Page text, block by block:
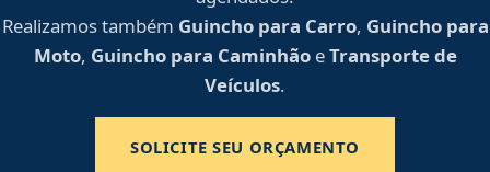
Realizamos também Guincho para Carro, Guincho para
Moto, Guincho para CaminhãoeTransporte de
Veículos.
SOLICITE SEU ORÇAMENTO